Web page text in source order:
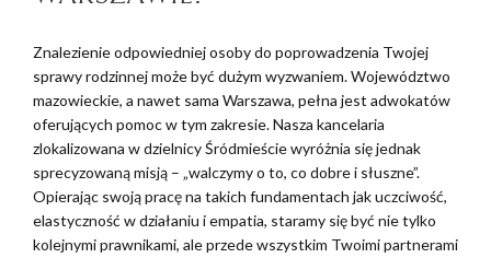
Znalezienie odpowiedniej osoby do poprowadzenia Twojej
sprawy rodzinnej może być dużym wyzwaniem. Województwo
mazowieckie, a nawet sama Warszawa, pełna jest adwokatów
oferujących pomoc w tym zakresie. Nasza kancelaria
zlokalizowana w dzielnicy Śródmieście wyróżnia się jednak
sprecyzowaną misją – „walczymy o to, co dobre i słuszne”.
Opierając swoją pracę na takich fundamentach jak uczciwość,
elastyczność w działaniu i empatia, staramy się być nie tylko
kolejnymi prawnikami, ale przede wszystkim Twoimi partnerami